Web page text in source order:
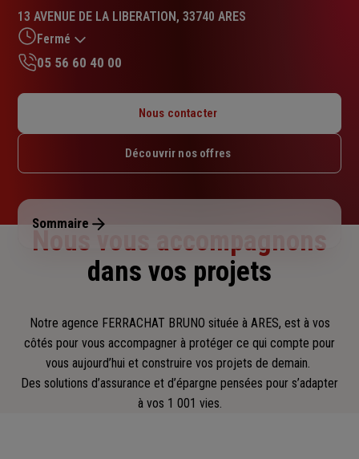
5.0
sur
5
étoiles
13 AVENUE DE LA LIBERATION, 33740 ARES
Fermé
Mardi : 09h30 – 12h30 / 14h – 18h
Jeudi : 09h30 – 12h30 / 14h – 18h
Dimanche : Fermé
05 56 60 40 00
Nous contacter
Découvrir nos offres
Sommaire
Nous vous accompagnons
dans vos projets
Notre agence FERRACHAT BRUNO située à ARES, est à vos
côtés pour vous accompagner à protéger ce qui compte pour
vous aujourd’hui et construire vos projets de demain.
Des solutions d’assurance et d’épargne pensées pour s’adapter
à vos 1 001 vies.